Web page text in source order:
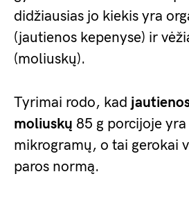
didžiausias jo kiekis yra
(jautienos kepenyse) ir
(moliuskų).
Tyrimai rodo, kad
moliuskų 85 g porcijoje
mikrogramų, o tai gerokai
paros normą.